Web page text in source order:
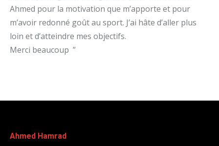
Ahmed pour la motivation que m’apporte et pour
m’avoir redonné goût au sport. J’ai hâte d’aller plus
loin et d’atteindre mes objectifs.
Merci beaucoup ”
Ahmed Hamrad